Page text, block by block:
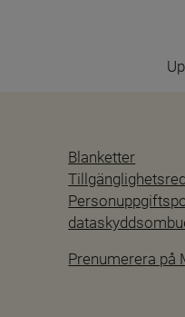
Blanketter
Prenumerera på